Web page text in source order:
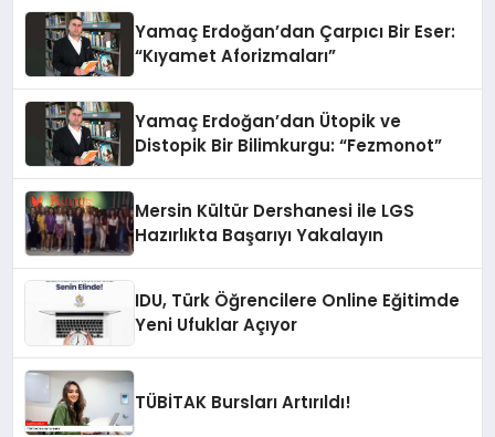
Yamaç Erdoğan’dan Çarpıcı Bir Eser:
“Kıyamet Aforizmaları”
Yamaç Erdoğan’dan Ütopik ve
Distopik Bir Bilimkurgu: “Fezmonot”
Mersin Kültür Dershanesi ile LGS
Hazırlıkta Başarıyı Yakalayın
IDU, Türk Öğrencilere Online Eğitimde
Yeni Ufuklar Açıyor
TÜBİTAK Bursları Artırıldı!